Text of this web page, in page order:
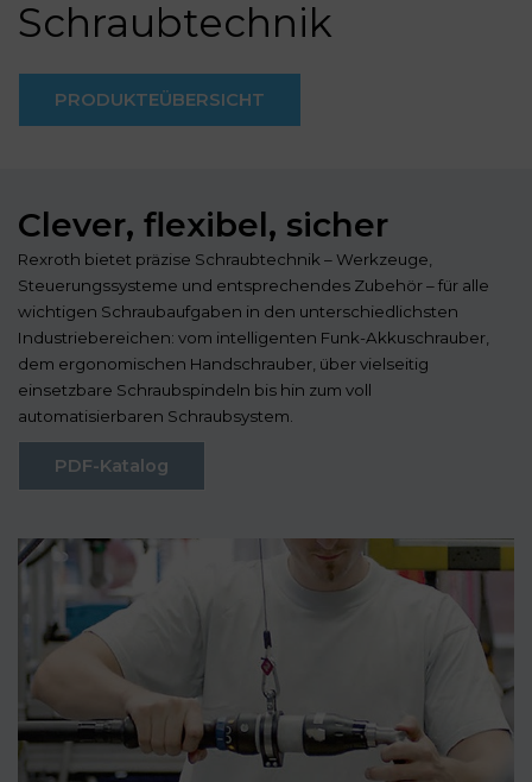
Schraubtechnik
PRODUKTEÜBERSICHT
Clever, flexibel, sicher
Rexroth bietet präzise Schraubtechnik – Werkzeuge,
Steuerungssysteme und entsprechendes Zubehör – für alle
wichtigen Schraubaufgaben in den unterschiedlichsten
Industriebereichen: vom intelligenten Funk-Akkuschrauber,
dem ergonomischen Handschrauber, über vielseitig
einsetzbare Schraubspindeln bis hin zum voll
automatisierbaren Schraubsystem.
PDF-Katalog